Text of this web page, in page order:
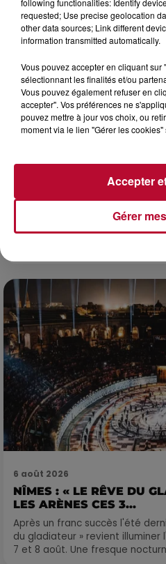
6 août 2026
NÎMES : « LE RÊVE DU
LES ARÈNES CES 3...
Après un franc succès l'été
du gladiateur » revient
7 et 8 août. Une fresque
requested; Use precise geolocation
other data sources; Link different
information transmitted automatically.
Vous pouvez accepter en cliquant sur
sélectionnant les finalités et/ou
Vous pouvez également refuser en
accepter". Vos préférences ne
pouvez mettre à jour vos choix, ou
moment via le lien "Gérer les
Gérer
Accepter